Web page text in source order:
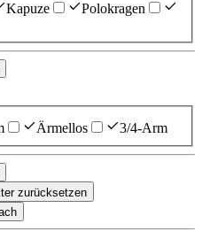
Kapuze
Polokragen
Ärmellos 3/4-Arm
zurücksetzen